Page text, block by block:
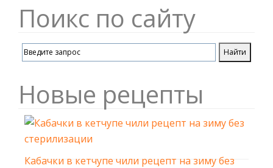
Поикс по сайту
Новые рецепты
Кабачки в кетчупе чили рецепт на зиму без